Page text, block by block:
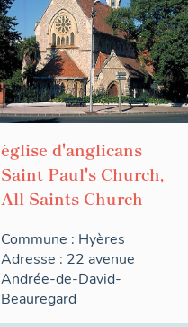
église d'anglicans
Saint Paul's Church,
All Saints Church
Commune : Hyères
Adresse : 22 avenue
Andrée-de-David-
Beauregard